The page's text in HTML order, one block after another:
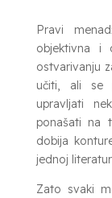
Pravi
objektivna i
ostvarivanju
učiti, ali se
upravljati
ponašati na
dobija
jednoj
Zato svaki